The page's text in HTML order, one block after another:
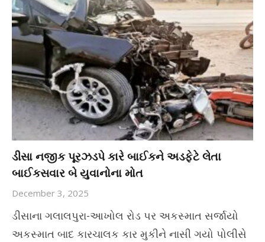
ડીસા નજીક પૂરઝડપે કારે બાઈકને અડફેટે લેતા
બાઈકસવાર બે યુવાનોના મોત
December 3, 2025
ડીસાના ગલાલપુરા-આખોલ રોડ પર અકસ્માત સર્જાયો
અકસ્માત બાદ કારચાલક કાર મુકીને નાસી ગયો પોલીસે